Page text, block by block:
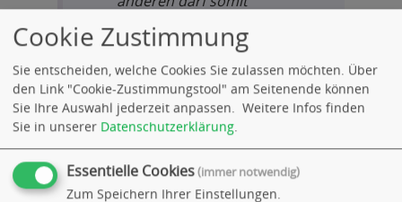
immer wieder eine neue
Lösung entstehen
gelassen werden. Das
macht Ihn für mich zu
einem großartigen
Lehrer und Wunder-
vollen Lebensweg-
Begleiter.
Cookie Zustimmung
Sie entscheiden, welche Cookies Sie zulassen möchten. Über
den Link "Cookie-Zustimmungstool" am Seitenende können
Sie Ihre Auswahl jederzeit anpassen. Weitere Infos finden
Sie in unserer Datenschutzerklärung.
Essentielle Cookies(immer notwendig)
Zum Speichern Ihrer Einstellungen.